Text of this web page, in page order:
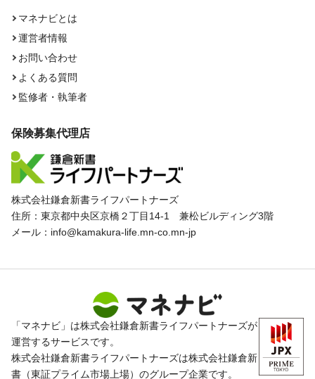
マネナビとは
運営者情報
お問い合わせ
よくある質問
監修者・執筆者
保険募集代理店
株式会社鎌倉新書ライフパートナーズ
住所：東京都中央区京橋２丁目14-1 兼松ビルディング3階
メール：info@kamakura-life.mn-co.mn-jp
「マネナビ」は株式会社鎌倉新書ライフパートナーズが
運営するサービスです。
株式会社鎌倉新書ライフパートナーズは株式会社鎌倉新
書（東証プライム市場上場）のグループ企業です。